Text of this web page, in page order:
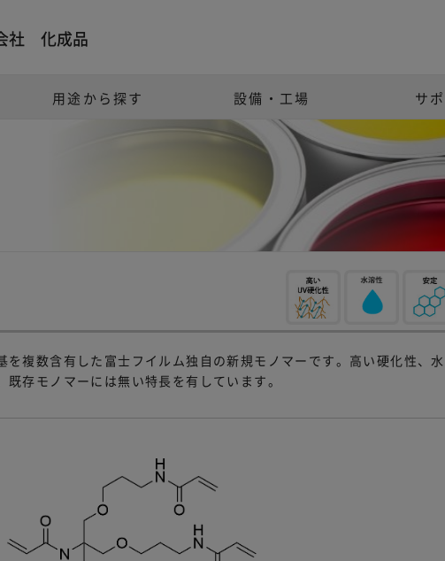
社 化成品
用途から探す 設備・工場 サ
を複数含有した富士フイルム独自の新規モノマーです。高い硬化性、
存モノマーには無い特長を有しています。